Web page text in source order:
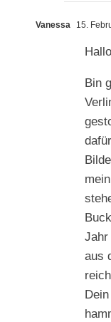
Vanessa 15.
Bin
Jahr
aus